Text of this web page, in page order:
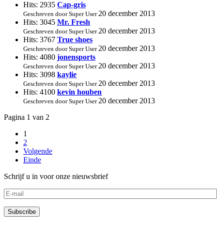
Hits: 2935 Cap-gris
Geschreven door Super User 20 december 2013
Hits: 3045 Mr. Fresh
Geschreven door Super User 20 december 2013
Hits: 3767 True shoes
Geschreven door Super User 20 december 2013
Hits: 4080 jonensports
Geschreven door Super User 20 december 2013
Hits: 3098 kaylie
Geschreven door Super User 20 december 2013
Hits: 4100 kevin houben
Geschreven door Super User 20 december 2013
Pagina 1 van 2
1
2
Volgende
Einde
Schrijf u in voor onze nieuwsbrief